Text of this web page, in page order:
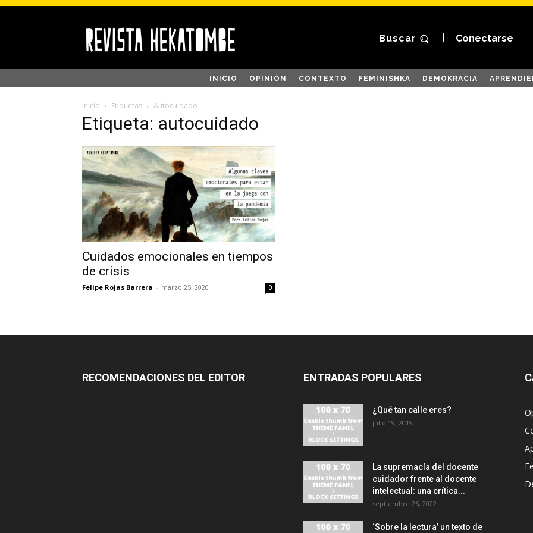
Buscar Conectarse
INICIO OPINIÓN CONTEXTO FEMINISHKA DEMOKRACIA
Inicio Etiquetas Autocuidado
Etiqueta: autocuidado
Cuidados emocionales en tiempos
de crisis
Felipe Rojas Barrera - marzo 25, 2020 0
RECOMENDACIONES DEL EDITOR ENTRADAS POPULARES
¿Qué tan calle eres?
julio 19, 2019
La supremacía del docente
cuidador frente al docente
intelectual: una crítica...
septiembre 26, 2022
‘Sobre la lectura’ un texto de